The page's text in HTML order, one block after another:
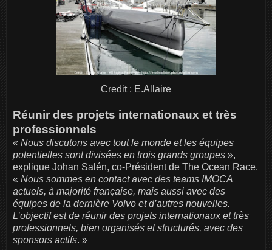
Credit : E.Allaire
Réunir des projets internationaux et très
professionnels
« Nous discutons avec tout le monde et les équipes
potentielles sont divisées en trois grands groupes »,
explique Johan Salén, co-Président de The Ocean Race.
« Nous sommes en contact avec des teams IMOCA
actuels, à majorité française, mais aussi avec des
équipes de la dernière Volvo et d’autres nouvelles.
L’objectif est de réunir des projets internationaux et très
professionnels, bien organisés et structurés, avec des
sponsors actifs. »